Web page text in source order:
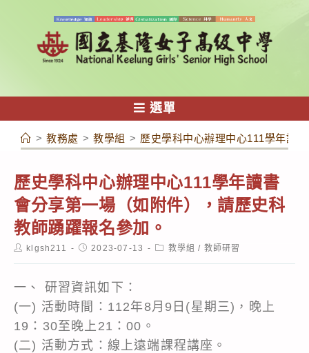
容
選單
> 教務處 > 教學組 > 歷史學科中心辦理中心111學年讀
歷史學科中心辦理中心111學年讀書
會分享第一場（如附件），請歷史科
教師踴躍報名參加。
Postklgsh211
Post2023-07-13
Post教學組 / 教師研習
一、 研習資訊如下：
(一) 活動時間：112年8月9日(星期三)，晚上
19：30至晚上21：00。
(二) 活動方式：線上遠端課程講座。